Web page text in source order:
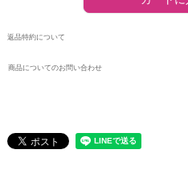
返品特約について
商品についてのお問い合わせ